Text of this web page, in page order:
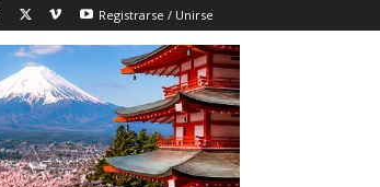
Registrarse / Unirse